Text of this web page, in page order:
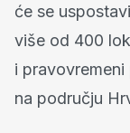
će se
više od 400
i
na području